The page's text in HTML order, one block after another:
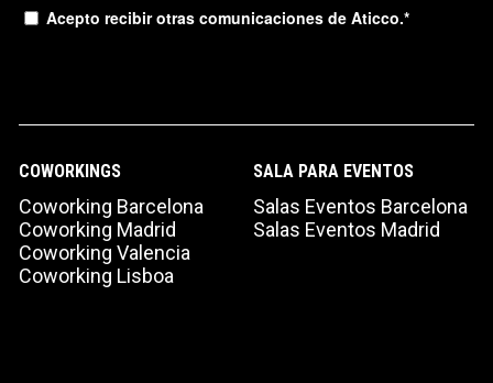
Acepto recibir otras comunicaciones de Aticco.*
COWORKINGS
Coworking Barcelona
Coworking Madrid
Coworking Valencia
Coworking Lisboa
SALA PARA EVENTOS
Salas Eventos Barcelona
Salas Eventos Madrid